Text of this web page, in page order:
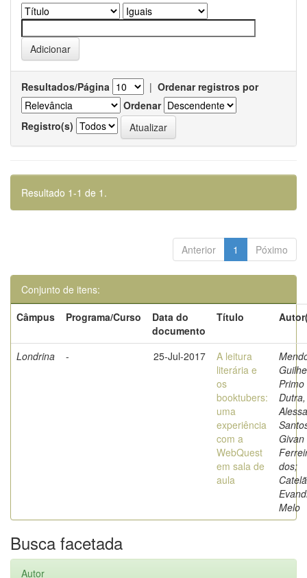
Resultados/Página | Ordenar registros por
Ordenar
Registro(s)
Resultado 1-1 de 1.
Anterior 1 Póximo
Conjunto de itens:
Câmpus
Programa/Curso
Data do
documento
Título
Londrina - 25-Jul-2017
A leitura
literária e
os
booktubers:
uma
experiência
com a
WebQuest
em sala de
aula
Primo
Dutra,
Givan
dos;
Melo
Busca facetada
Autor